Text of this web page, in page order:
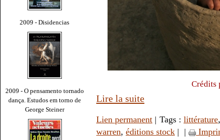
2009 - Disidencias
2009 - O pensamento tornado
dança. Estudos em torno de
George Steiner
Crédits
Lire la suite
Lien permanent | Tags : littérature
warren, éditions stock | |